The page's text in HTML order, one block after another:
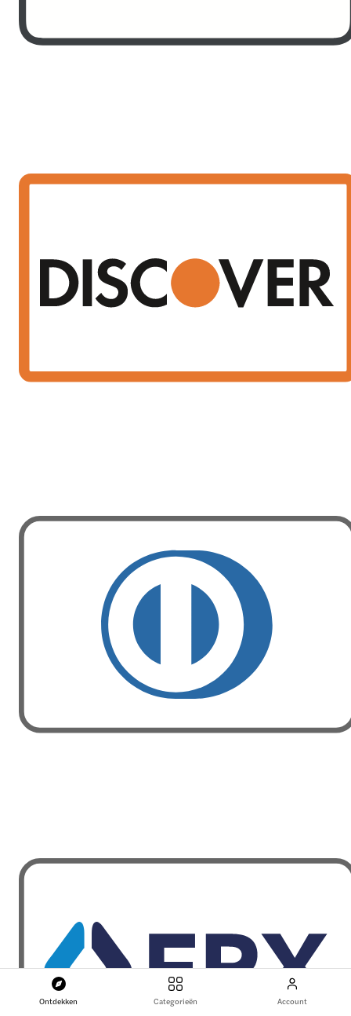
Ontdekken Categorieën Account